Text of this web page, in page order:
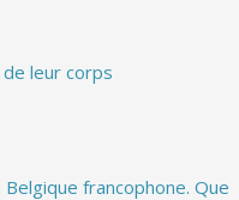
leur corps
francophone. Que